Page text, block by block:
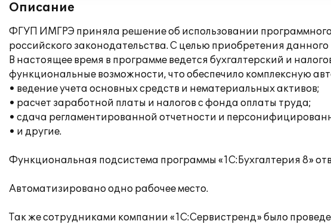
Описание
ФГУП ИМГРЭ приняла решение об использовании
российского законодательства. С целью приобретения
В настоящее время в программе ведется бухгалтерский и
функциональные возможности, что обеспечило комплексную
• ведение учета основных средств и нематериальных активов;
• расчет заработной платы и налогов с фонда оплаты труда;
• сдача регламентированной отчетности и
• и другие.
Функциональная подсистема программы «1С:Бухгалтерия 8»
Автоматизировано одно рабочее место.
Так же сотрудниками компании «1С:Сервистренд» было